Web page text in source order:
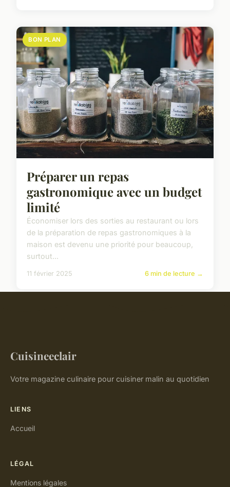
BON PLAN
Préparer un repas
gastronomique avec un budget
limité
Économiser lors des sorties au restaurant ou lors
de la préparation de repas gastronomiques à la
maison est devenu une priorité pour beaucoup,
surtout...
11 février 2025 6 min de lecture →
Cuisineeclair
Votre magazine culinaire pour cuisiner malin au quotidien
LIENS
Accueil
LÉGAL
Mentions légales